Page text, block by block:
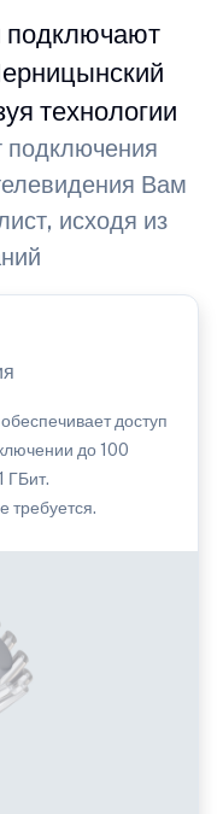
подключают
технологии
Вам
исходя из
доступ
до 100
ГБит.
требуется.